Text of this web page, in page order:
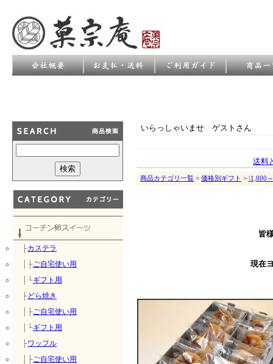
├カステラ
│├ご自宅使い用
│└ギフト用
├どら焼き
│├ご自宅使い用
│└ギフト用
├ワッフル
│├ご自宅使い用
いらっしゃいませ ゲストさん
送料
商品カテゴリ一覧 > 価格別ギフト > \1,000
皆
現在